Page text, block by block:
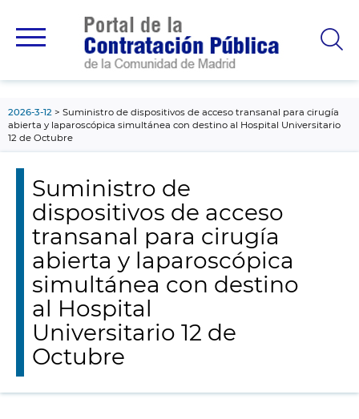
principal
2026-3-12
Suministro de dispositivos de acceso transanal para cirugía
abierta y laparoscópica simultánea con destino al Hospital Universitario
12 de Octubre
Suministro de
dispositivos de acceso
transanal para cirugía
abierta y laparoscópica
simultánea con destino
al Hospital
Universitario 12 de
Octubre